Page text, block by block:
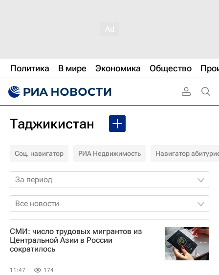
Политика В мире Экономика Общество
Таджикистан
Соц. навигатор РИА Недвижимость Навигатор
За период
Все новости
СМИ: число трудовых мигрантов из
Центральной Азии в России
сократилось
11:47 174